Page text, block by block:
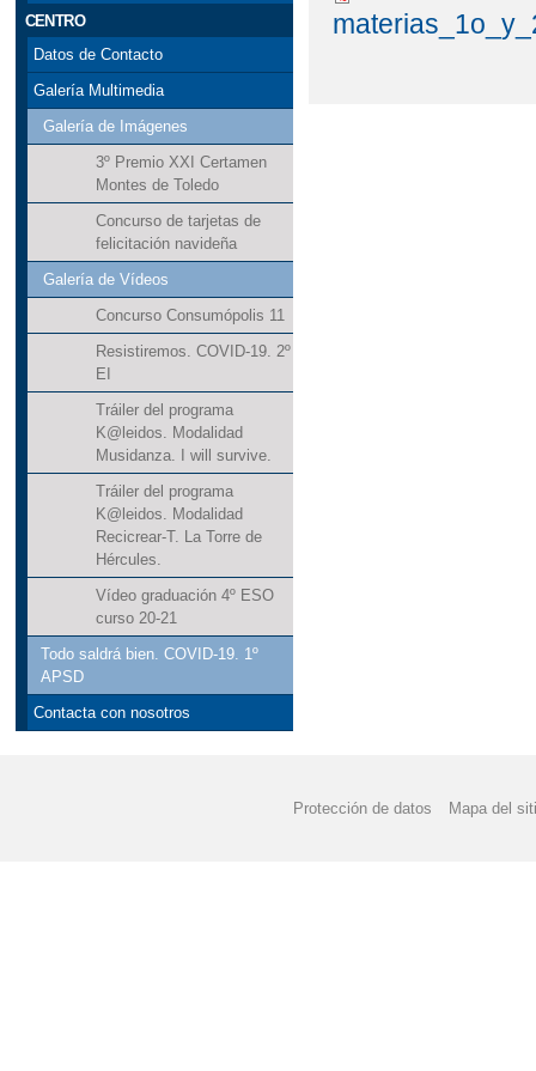
CENTRO
Datos de Contacto
Galería Multimedia
Galería de Imágenes
3º Premio XXI Certamen
Montes de Toledo
Concurso de tarjetas de
felicitación navideña
Galería de Vídeos
Concurso Consumópolis 11
Resistiremos. COVID-19. 2º
EI
Tráiler del programa
K@leidos. Modalidad
Musidanza. I will survive.
Tráiler del programa
K@leidos. Modalidad
Recicrear-T. La Torre de
Hércules.
Vídeo graduación 4º ESO
curso 20-21
Todo saldrá bien. COVID-19. 1º
APSD
Contacta con nosotros
Protección de datos Mapa del